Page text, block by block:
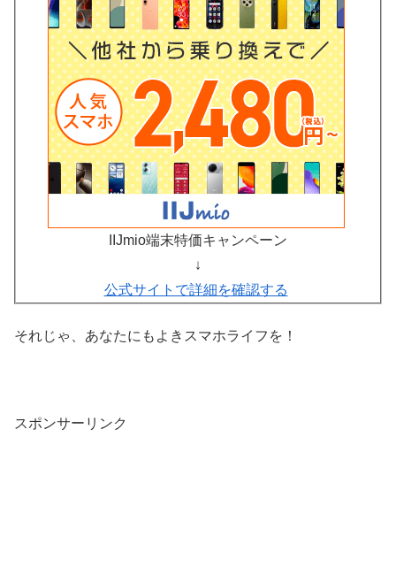
IIJmio端末特価キャンペーン
↓
公式サイトで詳細を確認する
それじゃ、あなたにもよきスマホライフを！
スポンサーリンク